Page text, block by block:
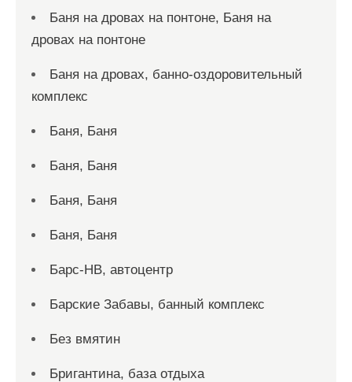
Баня на дровах на понтоне, Баня на
дровах на понтоне
Баня на дровах, банно-оздоровительный
комплекс
Баня, Баня
Баня, Баня
Баня, Баня
Баня, Баня
Барс-НВ, автоцентр
Барские Забавы, банный комплекс
Без вмятин
Бригантина, база отдыха